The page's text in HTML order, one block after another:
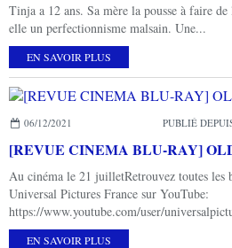
Tinja a 12 ans. Sa mère la pousse à faire
elle un perfectionnisme malsain. Une...
EN SAVOIR PLUS
06/12/2021 PUBLIÉ
[REVUE CINEMA BLU-RAY]
Au cinéma le 21 juilletRetrouvez toutes les
Universal Pictures France sur YouTube:
https://www.youtube.com/user/
EN SAVOIR PLUS